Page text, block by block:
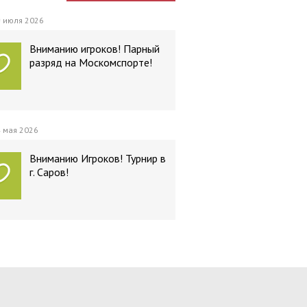
июля 2026
Вниманию игроков! Парный
разряд на Москомспорте!
мая 2026
Вниманию Игроков! Турнир в
г. Саров!